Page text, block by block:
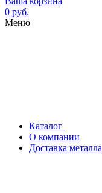
0 руб.
Меню
Каталог
О компании
Доставка металла